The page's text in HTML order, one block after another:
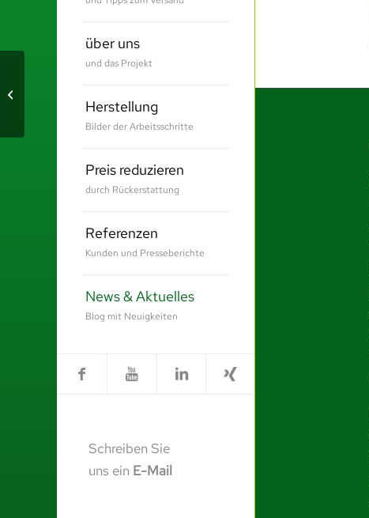
über uns
und das Projekt
Herstellung
Bilder der Arbeitsschritte
Preis reduzieren
durch Rückerstattung
Referenzen
Kunden und Presseberichte
News & Aktuelles
Blog mit Neuigkeiten
Schreiben Sie
uns ein E-Mail